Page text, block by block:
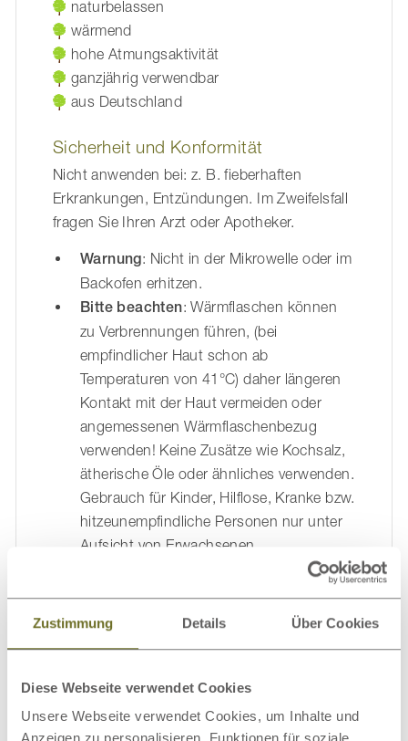
Zustimmung Details Über Cookies
Diese Webseite verwendet Cookies
Unsere Webseite verwendet Cookies, um Inhalte und
naturbelassen
wärmend
hohe Atmungsaktivität
ganzjährig verwendbar
aus Deutschland
Sicherheit und Konformität
Nicht anwenden bei: z. B. fieberhaften
Erkrankungen, Entzündungen. Im Zweifelsfall
fragen Sie Ihren Arzt oder Apotheker.
Warnung: Nicht in der Mikrowelle oder im
Backofen erhitzen.
Bitte beachten: Wärmflaschen können
zu Verbrennungen führen, (bei
empfindlicher Haut schon ab
Temperaturen von 41°C) daher längeren
Kontakt mit der Haut vermeiden oder
angemessenen Wärmflaschenbezug
verwenden! Keine Zusätze wie Kochsalz,
ätherische Öle oder ähnliches verwenden.
Gebrauch für Kinder, Hilflose, Kranke bzw.
hitzeunempfindliche Personen nur unter
Aufsicht von Erwachsenen.
Bitte vermeiden Sie längeren direkten
kochendes Wasser in die Wärmeflasche.
Auslaufen zu vermeiden.